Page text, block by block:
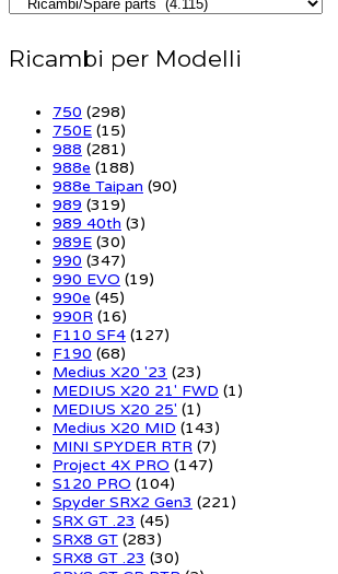
Ricambi per Modelli
750 (298)
750E (15)
988 (281)
988e (188)
988e Taipan (90)
989 (319)
989 40th (3)
989E (30)
990 (347)
990 EVO (19)
990e (45)
990R (16)
F110 SF4 (127)
F190 (68)
Medius X20 '23 (23)
MEDIUS X20 21' FWD (1)
MEDIUS X20 25' (1)
Medius X20 MID (143)
MINI SPYDER RTR (7)
Project 4X PRO (147)
S120 PRO (104)
Spyder SRX2 Gen3 (221)
SRX GT .23 (45)
SRX8 GT (283)
SRX8 GT .23 (30)